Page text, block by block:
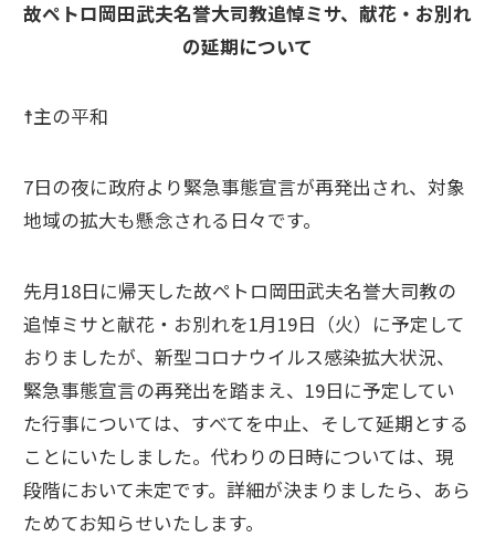
故ペトロ岡田武夫名誉大司教追悼ミサ、献花・お別れ
の延期について
☨主の平和
7日の夜に政府より緊急事態宣言が再発出され、対象
地域の拡大も懸念される日々です。
先月18日に帰天した故ペトロ岡田武夫名誉大司教の
追悼ミサと献花・お別れを1月19日（火）に予定して
おりましたが、新型コロナウイルス感染拡大状況、
緊急事態宣言の再発出を踏まえ、19日に予定してい
た行事については、すべてを中止、そして延期とする
ことにいたしました。代わりの日時については、現
段階において未定です。詳細が決まりましたら、あら
ためてお知らせいたします。